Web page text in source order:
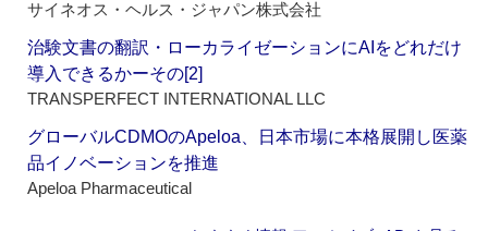
サイネオス・ヘルス・ジャパン株式会社
治験文書の翻訳・ローカライゼーションにAIをどれだけ
導入できるかーその[2]
TRANSPERFECT INTERNATIONAL LLC
グローバルCDMOのApeloa、日本市場に本格展開し医薬
品イノベーションを推進
Apeloa Pharmaceutical